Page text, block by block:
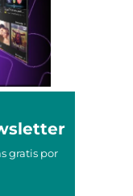
gratis por